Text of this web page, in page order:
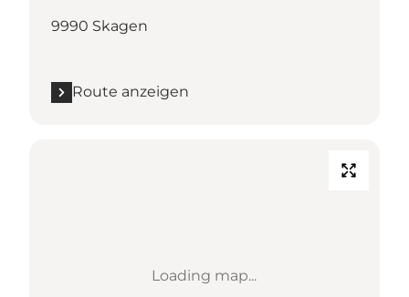
9990 Skagen
Route anzeigen
Loading map...